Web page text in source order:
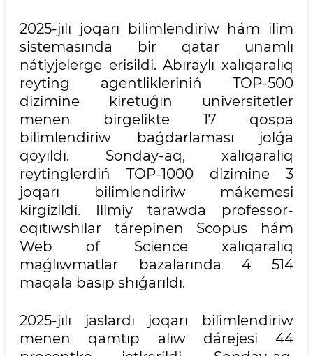
2025-jılı joqarı bilimlendiriw hám ilim
sistemasında bir qatar unamlı
nátiyjelerge erisildi. Abıraylı xalıqaralıq
reyting agentlikleriniń TOP-500
dizimine kiretuǵın universitetler
menen birgelikte 17 qospa
bilimlendiriw baǵdarlaması jolǵa
qoyıldı. Sonday-aq, xalıqaralıq
reytinglerdiń TOP-1000 dizimine 3
joqarı bilimlendiriw mákemesi
kirgizildi. Ilimiy tarawda professor-
oqıtıwshılar tárepinen Scopus hám
Web of Science xalıqaralıq
maǵlıwmatlar bazalarında 4 514
maqala basıp shıǵarıldı.
2025-jılı jaslardı joqarı bilimlendiriw
menen qamtıp alıw dárejesi 44